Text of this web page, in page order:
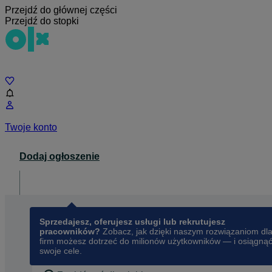
Przejdź do głównej części
Przejdź do stopki
Twoje konto
Dodaj ogłoszenie
Sprzedajesz, oferujesz usługi lub rekrutujesz
pracowników? Zobacz, jak dzięki naszym rozwiązaniom dla
firm możesz dotrzeć do milionów użytkowników — i osiągnąć
swoje cele.